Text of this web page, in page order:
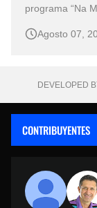
programa “Na
eventos benéficos
Agosto 07,
DEVELOPED
CONTRIBUYENTES